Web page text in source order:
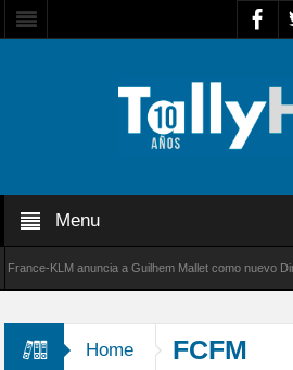
Menu
KLM anuncia a Guilhem Mallet como nuevo Director
Home FCFM